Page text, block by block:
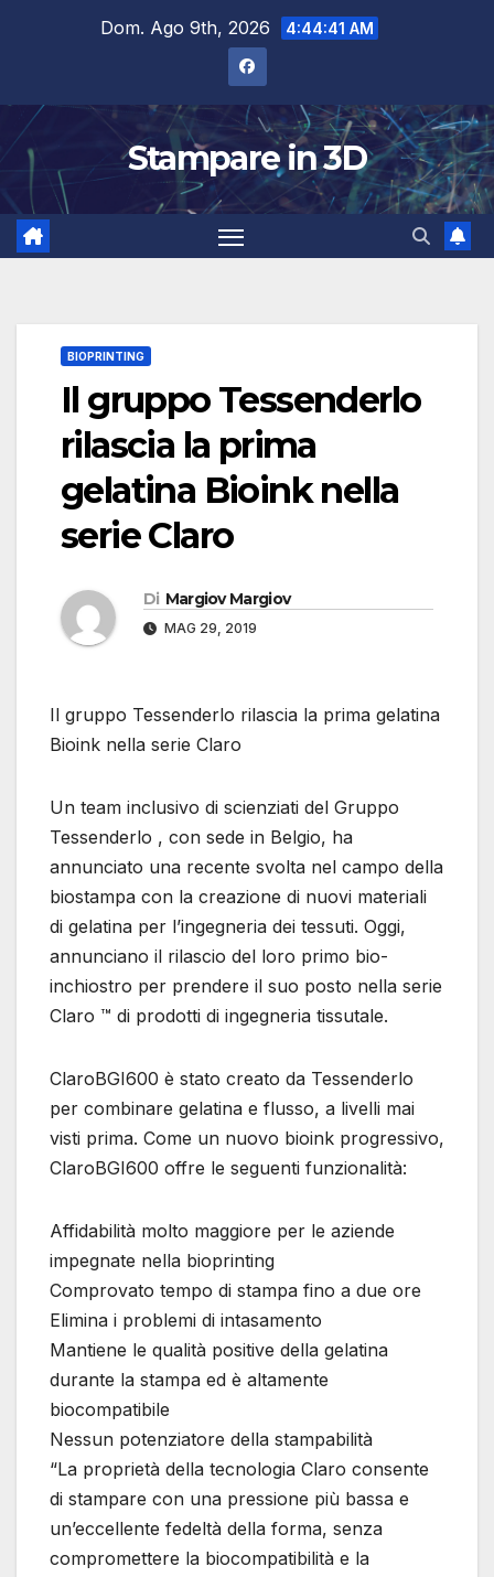
Dom. Ago 9th, 2026 4:44:42 AM
Stampare in 3D
BIOPRINTING
Il gruppo Tessenderlo
rilascia la prima
gelatina Bioink nella
serie Claro
Di Margiov Margiov
MAG 29, 2019
Il gruppo Tessenderlo rilascia la prima gelatina
Bioink nella serie Claro
Un team inclusivo di scienziati del Gruppo
Tessenderlo , con sede in Belgio, ha
annunciato una recente svolta nel campo della
biostampa con la creazione di nuovi materiali
di gelatina per l’ingegneria dei tessuti. Oggi,
annunciano il rilascio del loro primo bio-
inchiostro per prendere il suo posto nella serie
Claro ™ di prodotti di ingegneria tissutale.
ClaroBGI600 è stato creato da Tessenderlo
per combinare gelatina e flusso, a livelli mai
visti prima. Come un nuovo bioink progressivo,
ClaroBGI600 offre le seguenti funzionalità:
Affidabilità molto maggiore per le aziende
impegnate nella bioprinting
Comprovato tempo di stampa fino a due ore
Elimina i problemi di intasamento
Mantiene le qualità positive della gelatina
durante la stampa ed è altamente
biocompatibile
Nessun potenziatore della stampabilità
“La proprietà della tecnologia Claro consente
di stampare con una pressione più bassa e
un’eccellente fedeltà della forma, senza
compromettere la biocompatibilità e la